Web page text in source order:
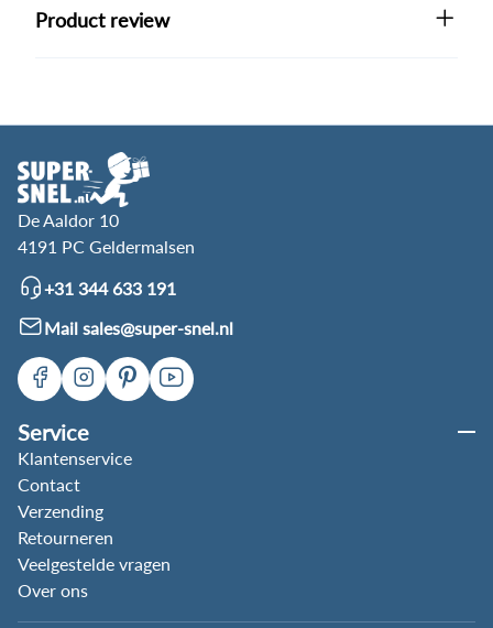
Product review
De Aaldor 10
4191 PC Geldermalsen
+31 344 633 191
Mail sales@super-snel.nl
Service
Klantenservice
Contact
Verzending
Retourneren
Veelgestelde vragen
Over ons